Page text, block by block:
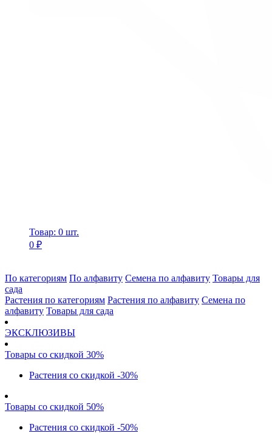
Товар: 0 шт.
0 ₽
По категориям По алфавиту Семена по алфавиту Товары для
сада
Растения по категориям Растения по алфавиту Семена по
алфавиту Товары для сада
ЭКСКЛЮЗИВЫ
Товары со скидкой 30%
Растения со скидкой -30%
Товары со скидкой 50%
Растения со скидкой -50%